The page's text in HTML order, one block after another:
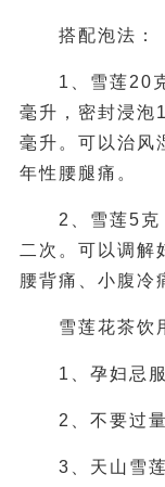
搭配泡法：
1、雪莲20克
毫升，密封浸泡
毫升。可以治风
年性腰腿痛。
2、雪莲5克，
二次。可以调解
腰背痛、小腹冷
雪莲花茶饮用
1、孕妇忌服
2、不要过量
3、天山雪莲